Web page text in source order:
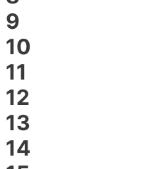
9
10
11
12
13
14